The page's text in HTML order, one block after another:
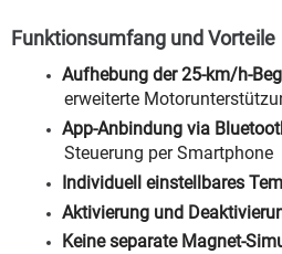
Funktionsumfang und Vorteile
Aufhebung der 25-km/h-
erweiterte
App-Anbindung via
Steuerung per Smartphone
Individuell einstellbares
Aktivierung und
Keine separate Magnet-